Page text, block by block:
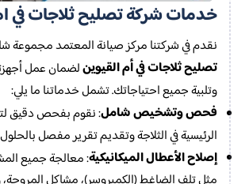
خدمات شركة تصليح ثلاجات في
نقدم في شركتنا مركز صيانة المعتمد
تصليح ثلاجات في أم القيوينلضمان عمل
وتلبية جميع احتياجاتك. تشمل خدماتنا ما يلي:
فحص وتشخيص شامل: نقوم بفحص دقيق
الرئيسية في الثلاجة وتقديم تقرير مفصل
إصلاح الأعطال الميكانيكية: معالجة جميع